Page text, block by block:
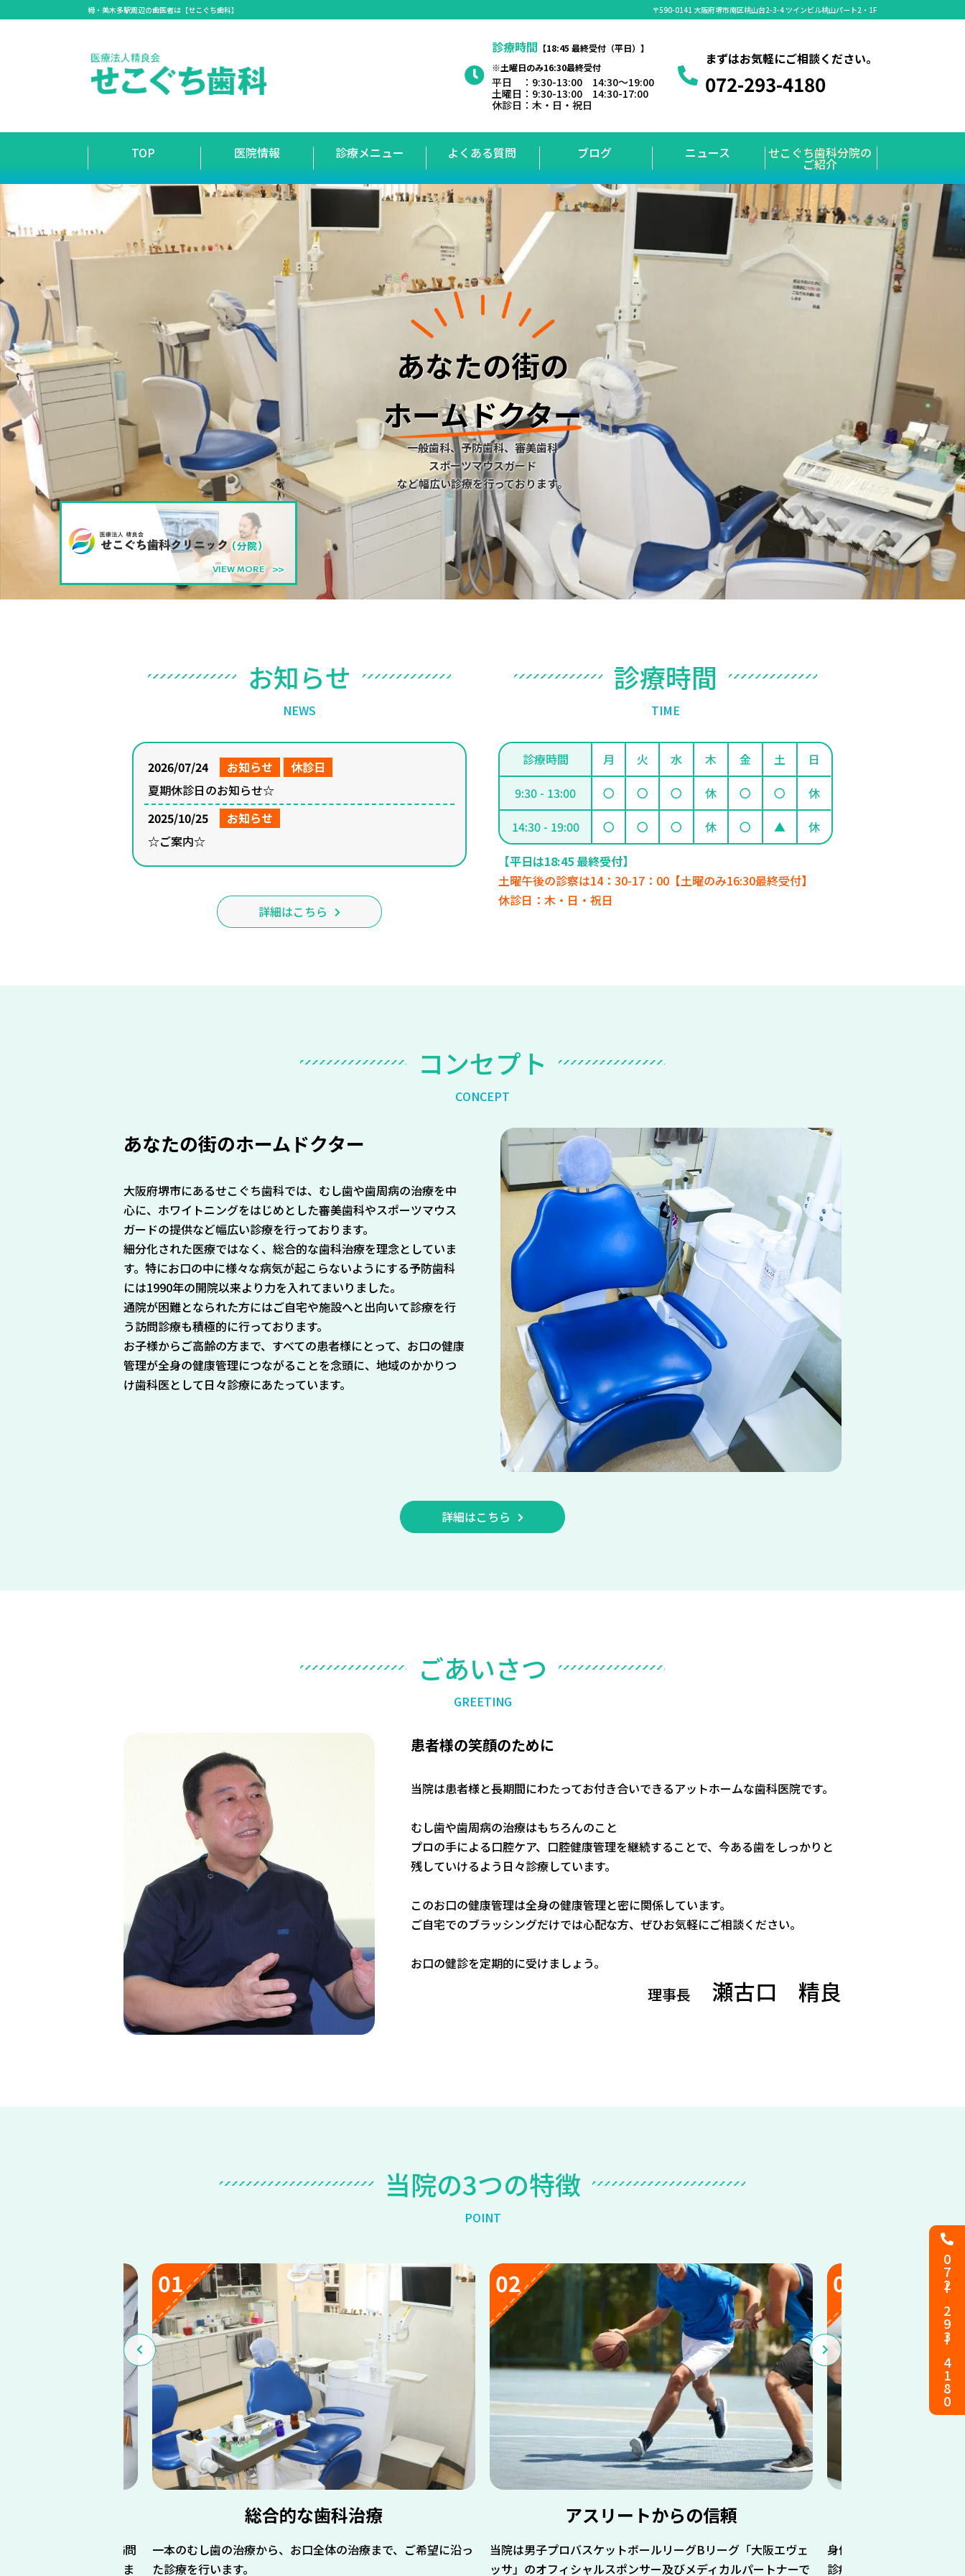
栂・美木多駅周辺の歯医者は【せこぐち歯科】 〒590-0141 大阪府堺市南区桃山台2-3-4 ツインビル桃山パート2・1F
診療時間 【18:45 最終受付（平日）】
※土曜日のみ16:30最終受付
平日 ：9:30-13:00 14:30～19:00
土曜日：9:30-13:00 14:30-17:00
休診日：木・日・祝日
まずはお気軽にご相談ください。
072-293-4180
072ー293ー4180
TOP 医院情報 診療メニュー よくある質問 ブログ ニュース せこぐち歯科分院の
ご紹介
あなたの街の
ホームドクター
一般歯科、予防歯科、審美歯科
スポーツマウスガード
など幅広い診療を行っております。
（分院）
VIEW MORE
お知らせ
NEWS
2026/07/24 お知らせ
休診日
夏期休診日のお知らせ☆
2025/10/25
お知らせ
☆ご案内☆
詳細はこちら
診療時間
TIME
診療時間 月 火 水 木 金 土
日
9:30 - 13:00
〇 〇 〇 休 〇 〇
休
14:30 - 19:00
〇 〇 〇 休 〇 ▲
休
【平日は18:45 最終受付】
土曜午後の診察は14：30-17：00【土曜のみ16:30最終受付】
休診日：木・日・祝日
コンセプ ト
CONCEPT
あなたの街のホームドクター
大阪府堺市にあるせこぐち歯科では、むし歯や歯周病の治療を中
心に、ホワイトニングをはじめとした審美歯科やスポーツマウス
ガードの提供など幅広い診療を行っております。
細分化された医療ではなく、総合的な歯科治療を理念としていま
す。特にお口の中に様々な病気が起こらないようにする予防歯科
には1990年の開院以来より力を入れてまいりました。
通院が困難となられた方にはご自宅や施設へと出向いて診療を行
う訪問診療も積極的に行っております。
お子様からご高齢の方まで、すべての患者様にとって、お口の健康
管理が全身の健康管理につながることを念頭に、地域のかかりつ
け歯科医として日々診療にあたっています。
詳細はこちら
ごあいさつ
GREETING
患者様の笑顔のために
当院は患者様と長期間にわたってお付き合いできるアットホームな歯科医院です。
むし歯や歯周病の治療はもちろんのこと
プロの手による口腔ケア、口腔健康管理を継続することで、今ある歯をしっかりと
残していけるよう日々診療しています。
このお口の健康管理は全身の健康管理と密に関係しています。
ご自宅でのブラッシングだけでは心配な方、ぜひお気軽にご相談ください。
お口の健診を定期的に受けましょう。
理事長 瀬古口 精良
当院の3つの特徴
POINT
たきりの方を対象に訪問
設等への直接お伺いしま
01
総合的な歯科治療
一本のむし歯の治療から、お口全体の治療まで、ご希望に沿っ
た診療を行います。
02
アスリートからの信頼
当院は男子プロバスケットボールリーグBリーグ「大阪エヴェ
ッサ」のオフィシャルスポンサー及びメディカルパートナーで
03
身体が不自由で通院がで
診療なども行っておりま